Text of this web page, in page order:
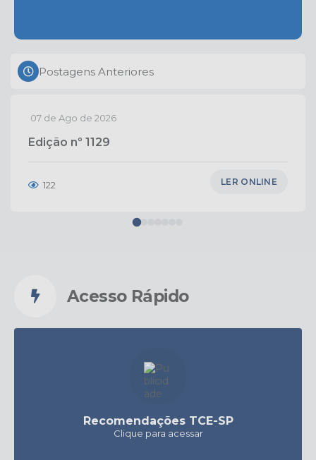
Postagens Anteriores
Edição nº 1129
07 de Ago de 2026
122 LER ONLINE
Acesso Rápido
Recomendações TCE-SP
Clique para acessar